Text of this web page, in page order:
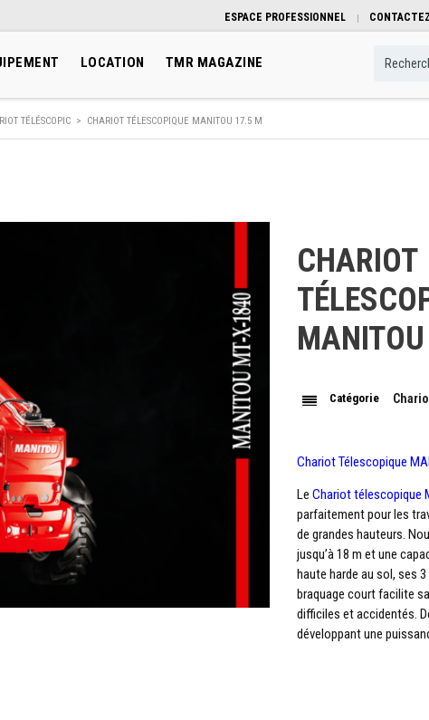
ESPACE PROFESSIONNEL
LOCATION TMR MAGAZINE
TÉLÉSCOPIC > CHARIOT TÉLESCOPIQUE MANITOU 17.5 M
CHARIOT
Catégorie
Chariot Télescopique
Le Chariot télescopique
parfaitement pour les
de grandes hauteurs.
jusqu’à 18 m et une
haute harde au sol, ses
braquage court facilite
difficiles et accidentés.
développant une